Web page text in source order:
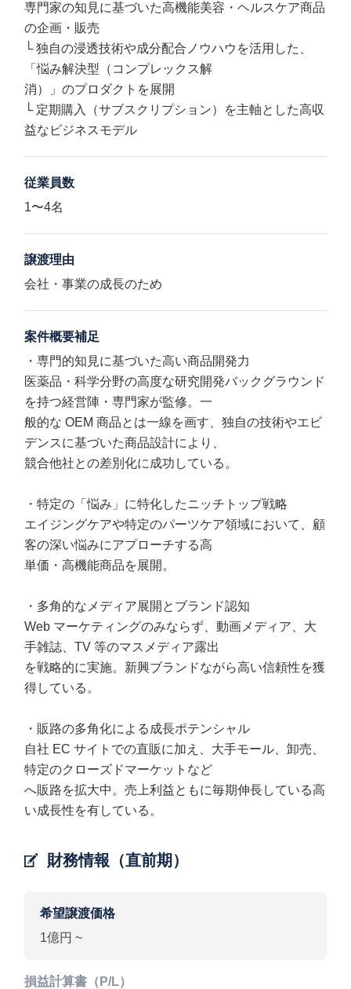
専門家の知見に基づいた高機能美容・ヘルスケア商品
の企画・販売
└ 独自の浸透技術や成分配合ノウハウを活用した、
「悩み解決型（コンプレックス解
消）」のプロダクトを展開
└ 定期購入（サブスクリプション）を主軸とした高収
益なビジネスモデル
従業員数
1〜4名
譲渡理由
会社・事業の成長のため
案件概要補足
・専門的知見に基づいた高い商品開発力
医薬品・科学分野の高度な研究開発バックグラウンド
を持つ経営陣・専門家が監修。一
般的な OEM 商品とは一線を画す、独自の技術やエビ
デンスに基づいた商品設計により、
競合他社との差別化に成功している。
・特定の「悩み」に特化したニッチトップ戦略
エイジングケアや特定のパーツケア領域において、顧
客の深い悩みにアプローチする高
単価・高機能商品を展開。
・多角的なメディア展開とブランド認知
Web マーケティングのみならず、動画メディア、大
手雑誌、TV 等のマスメディア露出
を戦略的に実施。新興ブランドながら高い信頼性を獲
得している。
・販路の多角化による成長ポテンシャル
自社 EC サイトでの直販に加え、大手モール、卸売、
特定のクローズドマーケットなど
へ販路を拡大中。売上利益ともに毎期伸長している高
い成長性を有している。
財務情報（直前期）
希望譲渡価格
1億円 ~
損益計算書（P/L）